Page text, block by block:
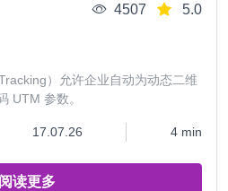
4507 5.0
）允许企业自动为动态二维
UTM 参数。
17.07.26 4 min
阅读更多